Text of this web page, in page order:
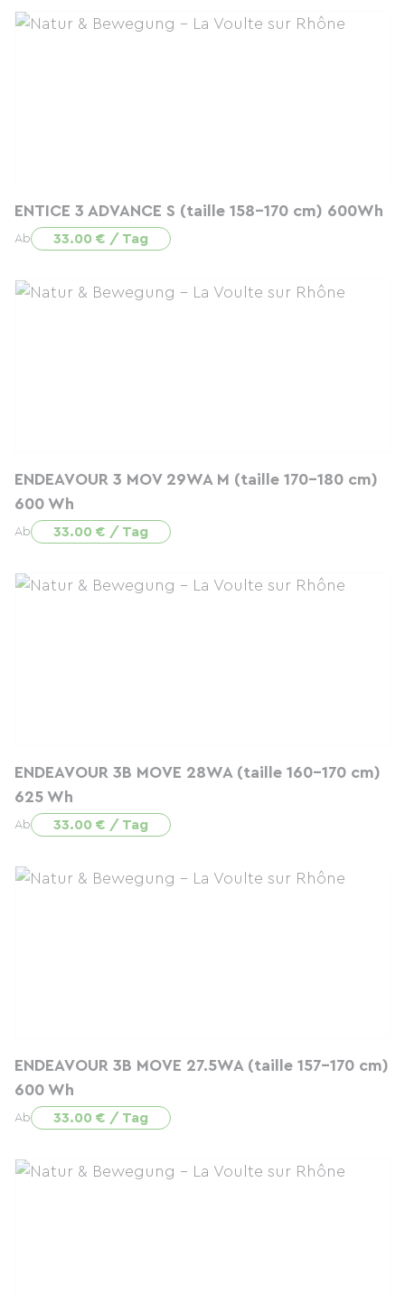
ENTICE 3 ADVANCE S (taille 158-170 cm) 600Wh
Ab 33.00 € / Tag
ENDEAVOUR 3 MOV 29WA M (taille 170-180 cm)
600 Wh
Ab 33.00 € / Tag
ENDEAVOUR 3B MOVE 28WA (taille 160-170 cm)
625 Wh
Ab 33.00 € / Tag
ENDEAVOUR 3B MOVE 27.5WA (taille 157-170 cm)
600 Wh
Ab 33.00 € / Tag